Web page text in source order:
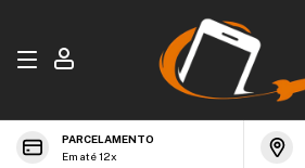
PARCELAMENTO
Em até 12x